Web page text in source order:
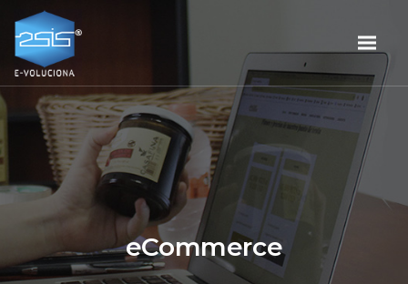
eCommerce